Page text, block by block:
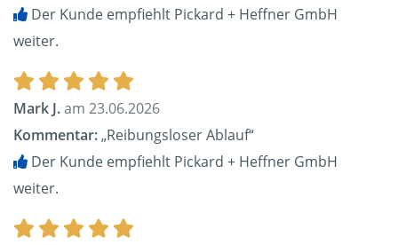
Der Kunde empfiehlt Pickard + Heffner GmbH
weiter.
Mark J.am 23.06.2026
Kommentar:„Reibungsloser Ablauf“
Der Kunde empfiehlt Pickard + Heffner GmbH
weiter.